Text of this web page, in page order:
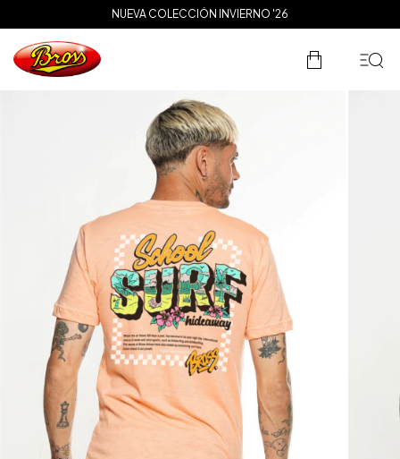
NUEVA COLECCIÓN INVIERNO '26
ENVÍO GRATIS A PARTIR DE $200.000